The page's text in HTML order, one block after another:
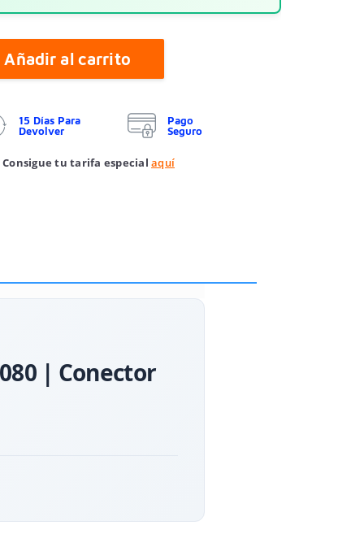
Añadir al carrito
15 Días Para
Devolver
Pago
Seguro
tu tarifa especial aquí
| Conector